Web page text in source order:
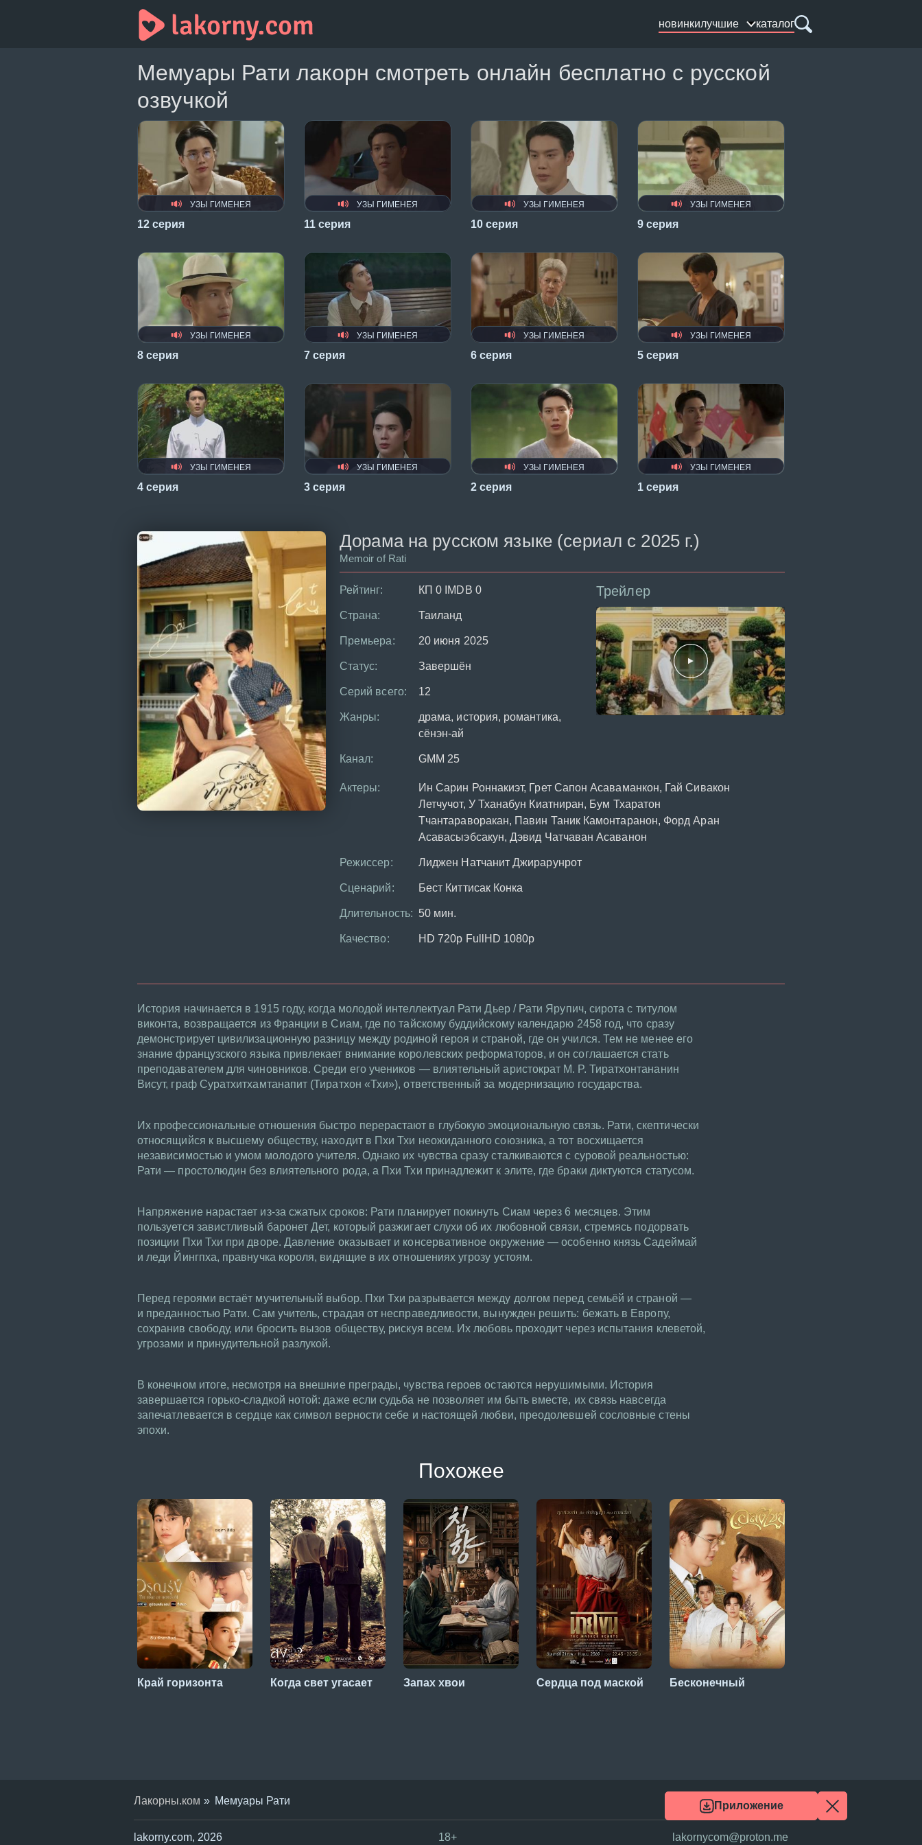
новинкилучшие каталог
Мемуары Рати лакорн смотреть онлайн бесплатно с русской
озвучкой
УЗЫ ГИМЕНЕЯ
12 серия
УЗЫ ГИМЕНЕЯ
11 серия
УЗЫ ГИМЕНЕЯ
10 серия
УЗЫ ГИМЕНЕЯ
9 серия
УЗЫ ГИМЕНЕЯ
8 серия
УЗЫ ГИМЕНЕЯ
7 серия
УЗЫ ГИМЕНЕЯ
6 серия
УЗЫ ГИМЕНЕЯ
5 серия
УЗЫ ГИМЕНЕЯ
4 серия
УЗЫ ГИМЕНЕЯ
3 серия
УЗЫ ГИМЕНЕЯ
2 серия
УЗЫ ГИМЕНЕЯ
1 серия
Дорама на русском языке (сериал с 2025 г.)
Memoir of Rati
Рейтинг: КП 0 IMDB 0
Страна: Таиланд
Премьера: 20 июня 2025
Статус: Завершён
Серий всего: 12
Жанры:
драма, история, романтика,
сёнэн-ай
Канал: GMM 25
Трейлер
Актеры:
Ин Сарин Роннакиэт, Грет Сапон Асаваманкон, Гай Сивакон
Летчучот, У Тханабун Киатниран, Бум Тхаратон
Тчантараворакан, Павин Таник Камонтаранон, Форд Аран
Асавасыэбсакун, Дэвид Чатчаван Асаванон
Режиссер: Лиджен Натчанит Джирарунрот
Сценарий: Бест Киттисак Конка
Длительность: 50 мин.
Качество: HD 720p FullHD 1080p
История начинается в 1915 году, когда молодой интеллектуал Рати Дьер / Рати Ярупич, сирота с титулом
виконта, возвращается из Франции в Сиам, где по тайскому буддийскому календарю 2458 год, что сразу
демонстрирует цивилизационную разницу между родиной героя и страной, где он учился. Тем не менее его
знание французского языка привлекает внимание королевских реформаторов, и он соглашается стать
преподавателем для чиновников. Среди его учеников — влиятельный аристократ М. Р. Тиратхонтананин
Висут, граф Суратхитхамтанапит (Тиратхон «Тхи»), ответственный за модернизацию государства.
Их профессиональные отношения быстро перерастают в глубокую эмоциональную связь. Рати, скептически
относящийся к высшему обществу, находит в Пхи Тхи неожиданного союзника, а тот восхищается
независимостью и умом молодого учителя. Однако их чувства сразу сталкиваются с суровой реальностью:
Рати — простолюдин без влиятельного рода, а Пхи Тхи принадлежит к элите, где браки диктуются статусом.
Напряжение нарастает из-за сжатых сроков: Рати планирует покинуть Сиам через 6 месяцев. Этим
пользуется завистливый баронет Дет, который разжигает слухи об их любовной связи, стремясь подорвать
позиции Пхи Тхи при дворе. Давление оказывает и консервативное окружение — особенно князь Садеймай
и леди Йингпха, правнучка короля, видящие в их отношениях угрозу устоям.
Перед героями встаёт мучительный выбор. Пхи Тхи разрывается между долгом перед семьёй и страной —
и преданностью Рати. Сам учитель, страдая от несправедливости, вынужден решить: бежать в Европу,
сохранив свободу, или бросить вызов обществу, рискуя всем. Их любовь проходит через испытания клеветой,
угрозами и принудительной разлукой.
В конечном итоге, несмотря на внешние преграды, чувства героев остаются нерушимыми. История
завершается горько-сладкой нотой: даже если судьба не позволяет им быть вместе, их связь навсегда
запечатлевается в сердце как символ верности себе и настоящей любви, преодолевшей сословные стены
эпохи.
Похожее
Край горизонта Когда свет угасает Запах хвои Сердца под маской Бесконечный
Лакорны.ком Мемуары Рати
lakorny.com, 2026 18+ lakornycom@proton.me
Приложение